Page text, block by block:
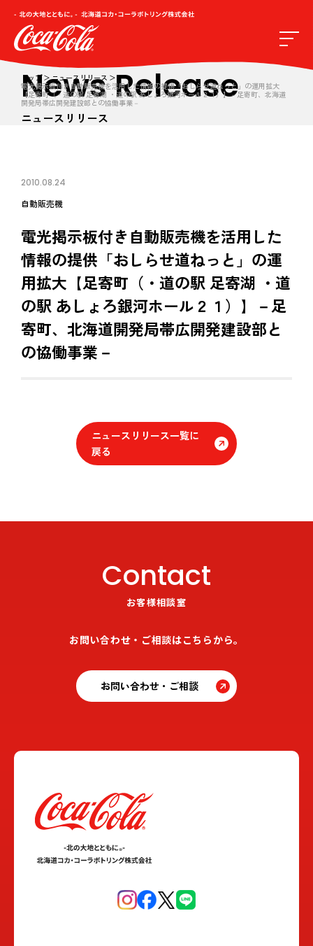
トップ
ニュースリリース
電光掲示板付き自動販売機を活用した情報の提供「おしらせ道ねっと」の運用拡大
【足寄町（・道の駅 足寄湖 ・道の駅 あしょろ銀河ホール２１）】－足寄町、北海道
開発局帯広開発建設部との協働事業－
News Release
ニュースリリース
2010.08.24
自動販売機
電光掲示板付き自動販売機を活用した
情報の提供「おしらせ道ねっと」の運
用拡大【足寄町（・道の駅 足寄湖 ・道
の駅 あしょろ銀河ホール２１）】－足
寄町、北海道開発局帯広開発建設部と
の協働事業－
ニュースリリース一覧に
戻る
Contact
お客様相談室
お問い合わせ・ご相談はこちらから。
お問い合わせ・ご相談